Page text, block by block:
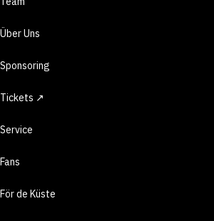
Über Uns
Sponsoring
Tickets ↗
Service
Fans
För de Küste